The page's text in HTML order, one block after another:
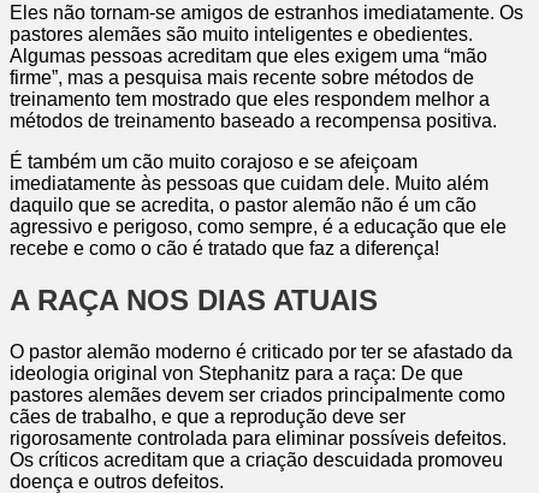
Eles não tornam-se amigos de estranhos imediatamente. Os
pastores alemães são muito inteligentes e obedientes.
Algumas pessoas acreditam que eles exigem uma “mão
firme”, mas a pesquisa mais recente sobre métodos de
treinamento tem mostrado que eles respondem melhor a
métodos de treinamento baseado a recompensa positiva.
É também um cão muito corajoso e se afeiçoam
imediatamente às pessoas que cuidam dele. Muito além
daquilo que se acredita, o pastor alemão não é um cão
agressivo e perigoso, como sempre, é a educação que ele
recebe e como o cão é tratado que faz a diferença!
A RAÇA NOS DIAS ATUAIS
O pastor alemão moderno é criticado por ter se afastado da
ideologia original von Stephanitz para a raça: De que
pastores alemães devem ser criados principalmente como
cães de trabalho, e que a reprodução deve ser
rigorosamente controlada para eliminar possíveis defeitos.
Os críticos acreditam que a criação descuidada promoveu
doença e outros defeitos.